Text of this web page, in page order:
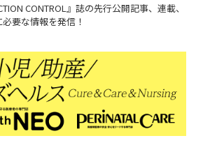
CONTROL』誌の先行公開記事、連載、
要な情報を発信！